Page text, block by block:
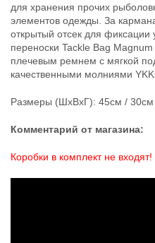
для хранения прочих
элементов одежды. За
открытый отсек для
переноски Tackle Bag
плечевым ремнем с мягкой
качественными молниями YKK.
Размеры (ШхВхГ): 45см / 30см
Комментарий от магазина:
Коробки в комплект не входят!